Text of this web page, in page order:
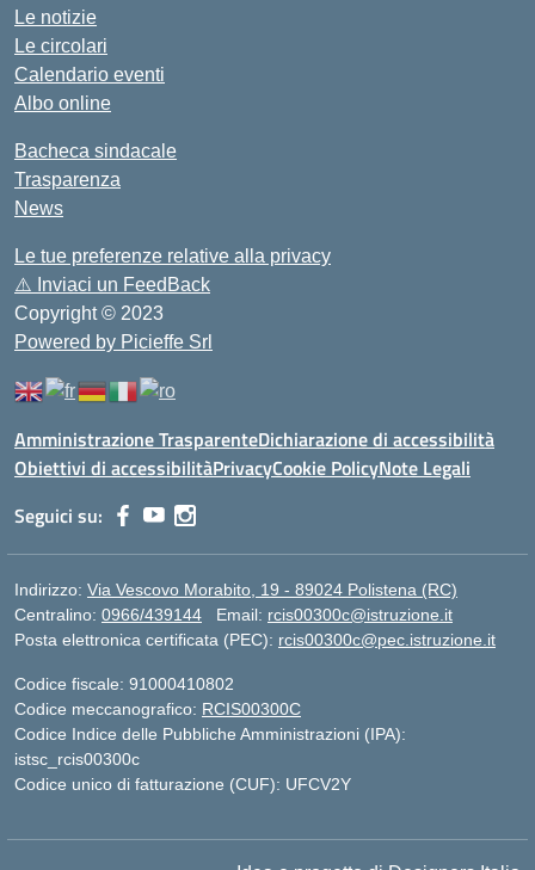
Le notizie
Le circolari
Calendario eventi
Albo online
Bacheca sindacale
Trasparenza
News
Le tue preferenze relative alla privacy
⚠️ Inviaci un FeedBack
Copyright © 2023
Powered by Picieffe Srl
Amministrazione TrasparenteDichiarazione di accessibilità
Obiettivi di accessibilitàPrivacyCookie PolicyNote Legali
Seguici su:
Indirizzo: Via Vescovo Morabito, 19 - 89024 Polistena (RC)
Centralino: 0966/439144 Email: rcis00300c@istruzione.it
Posta elettronica certificata (PEC): rcis00300c@pec.istruzione.it
Codice fiscale: 91000410802
Codice meccanografico: RCIS00300C
Codice Indice delle Pubbliche Amministrazioni (IPA):
istsc_rcis00300c
Codice unico di fatturazione (CUF): UFCV2Y